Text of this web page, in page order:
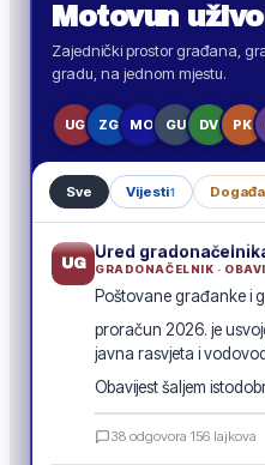
Motovunuživo
Zajednički prostor građana,
gradu, na jednom mjestu.
UG ZG MO GU DV PK
Sve Vijesti1
UG
Ured
GRADONAČELNIK ·
Poštovane građanke i
proračun 2026. je
javna rasvjeta i
Obavijest šaljem
GRADSKA OBAVIJEST
Raspodjela investicija
38 odgovora·156 lajkova